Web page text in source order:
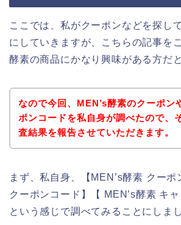
ここでは、私がクーポンなどを探し
にしていきますが、こちらの記事を
酵素の商品にかなり興味がある方だ
なので今回、MEN’s酵素のクーポン
ポンコードを私自身が調べたので、
査結果を報告させていただきます。
まず、私自身、【MEN’s酵素 クーポ
クーポンコード】【 MEN’s酵素 キャ
という感じで調べてみることにしまし